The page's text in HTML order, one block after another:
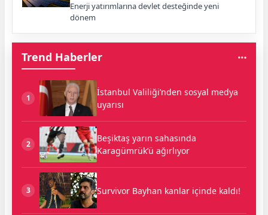
Enerji yatırımlarına devlet desteğinde yeni
dönem
Trend Haberler
1
İstanbul Valiliği’nden sosyal medya
uyarısı
2
Beşiktaş yarın sahasında
Karagümrük’ü ağırlıyor
3 Survivor Bayhan kanlar içinde kaldı!